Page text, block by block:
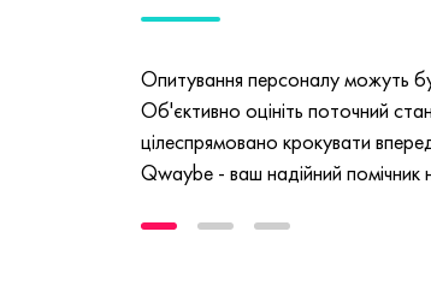
Опитування персоналу можуть
Об'єктивно оцініть поточний
цілеспрямовано крокувати
Qwaybe - ваш надійний помічник